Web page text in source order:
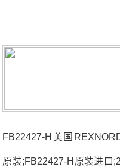
FB22427-H美国
原装;FB22427-H原装进口